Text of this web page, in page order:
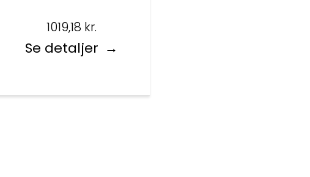
1019,18 kr.
Se detaljer